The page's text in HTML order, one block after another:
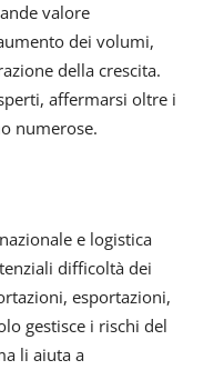
valore
dei volumi,
della crescita.
affermarsi oltre i
numerose.
e logistica
difficoltà dei
esportazioni,
gestisce i rischi del
li aiuta a